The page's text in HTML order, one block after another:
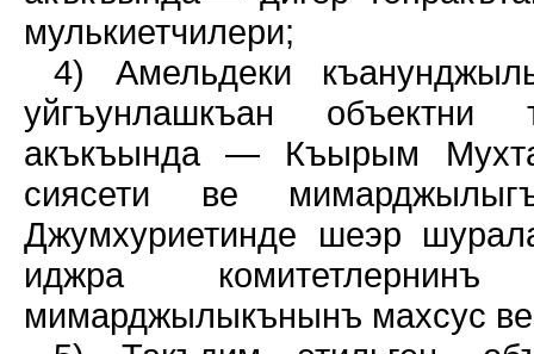
мулькиетчилери;
4) Амельдеки
уйгъунлашкъан объектни
акъкъында — Къырым
сиясети ве
Джумхуриетинде шеэр
иджра
мимарджылыкънынъ махсус